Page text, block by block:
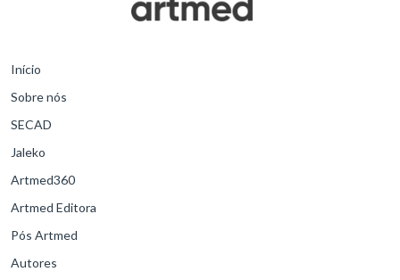
Início
Sobre nós
SECAD
Jaleko
Artmed360
Artmed Editora
Pós Artmed
Autores